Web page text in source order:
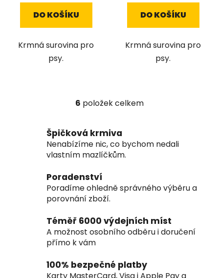
DO KOŠÍKU
Krmná surovina pro
psy.
DO KOŠÍKU
Krmná surovina pro
psy.
O
l
á
d
a
í
p
r
v
k
y
ý
p
6 položek celkem
Špičková krmiva
Nenabízíme nic, co bychom nedali
vlastním mazlíčkům.
Poradenství
Poradíme ohledně správného výběru a
porovnání zboží.
Téměř 6000 výdejních míst
A možnost osobního odběru i doručení
přímo k vám
100% bezpečné platby